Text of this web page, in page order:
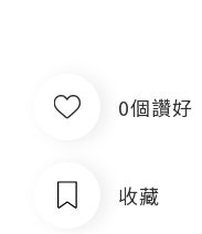
0個讚好
收藏